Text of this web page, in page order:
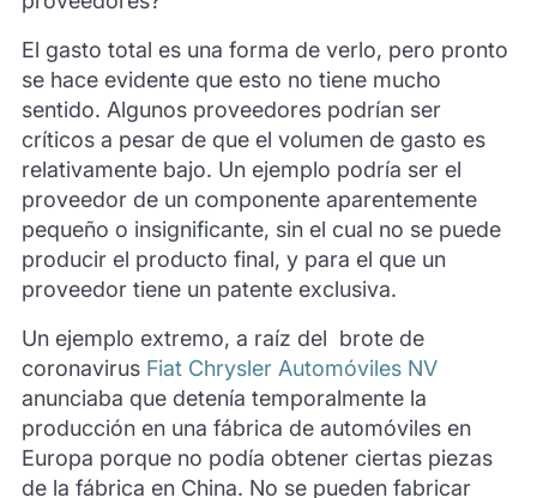
El gasto total es una forma de verlo, pero pronto
se hace evidente que esto no tiene mucho
sentido. Algunos proveedores podrían ser
críticos a pesar de que el volumen de gasto es
relativamente bajo. Un ejemplo podría ser el
proveedor de un componente aparentemente
pequeño o insignificante, sin el cual no se puede
producir el producto final, y para el que un
proveedor tiene un patente exclusiva.
Un ejemplo extremo, a raíz del brote de
coronavirus Fiat Chrysler Automóviles NV
anunciaba que detenía temporalmente la
producción en una fábrica de automóviles en
Europa porque no podía obtener ciertas piezas
de la fábrica en China. No se pueden fabricar